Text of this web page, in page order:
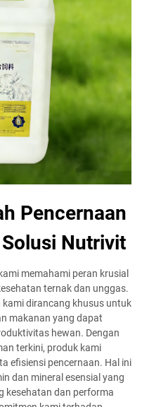
Pencernaan
Nutrivit
memahami peran krusial
ternak dan unggas.
dirancang khusus untuk
makanan yang dapat
hewan. Dengan
terkini, produk kami
efisiensi pencernaan. Hal ini
dan mineral esensial yang
kesehatan dan performa